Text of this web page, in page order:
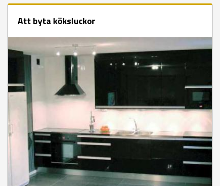
Att byta köksluckor